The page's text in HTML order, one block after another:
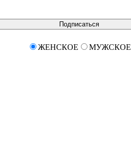
Подписаться
ЖЕНСКОЕ МУЖСКОЕ